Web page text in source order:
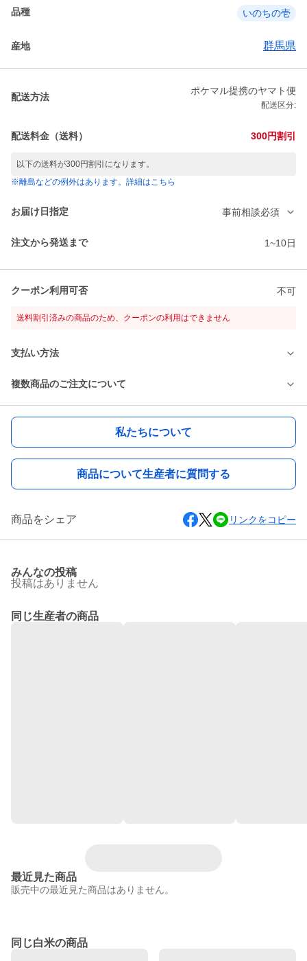
品種 いのちの壱
産地 群馬県
配送方法
ポケマル提携のヤマト便
配送区分:
配送料金（送料） 300円割引
以下の送料が300円割引になります。
※離島などの例外はあります。詳細はこちら
お届け日指定 事前相談必須
注文から発送まで 1~10日
クーポン利用可否 不可
送料割引済みの商品のため、クーポンの利用はできません
支払い方法
複数商品のご注文について
私たちについて
商品について生産者に質問する
商品をシェア リンクをコピー
みんなの投稿
投稿はありません
同じ生産者の商品
最近見た商品
販売中の最近見た商品はありません。
同じ白米の商品